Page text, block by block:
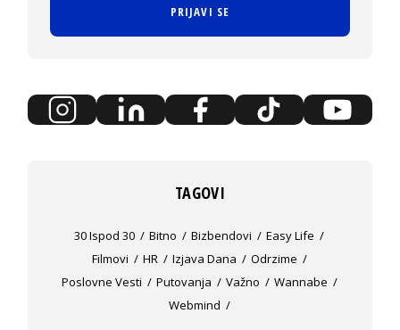
PRIJAVI SE
TAGOVI
30 Ispod 30 Bitno Bizbendovi
Easy Life
Filmovi
HR Izjava Dana
Odrzime
Poslovne Vesti
Putovanja Važno
Wannabe
Webmind